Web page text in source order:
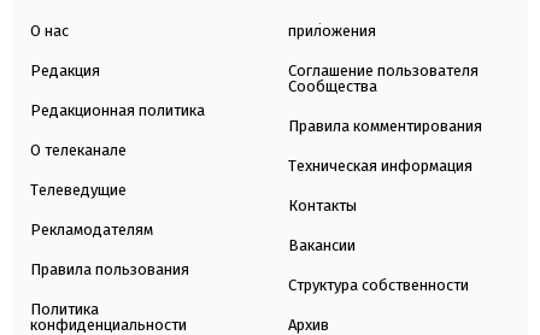
О нас
Редакция
Редакционная политика
О телеканале
Телеведущие
Рекламодателям
Правила пользования
Политика
конфиденциальности
приложения
Соглашение пользователя
Сообщества
Правила комментирования
Техническая информация
Контакты
Вакансии
Структура собственности
Архив